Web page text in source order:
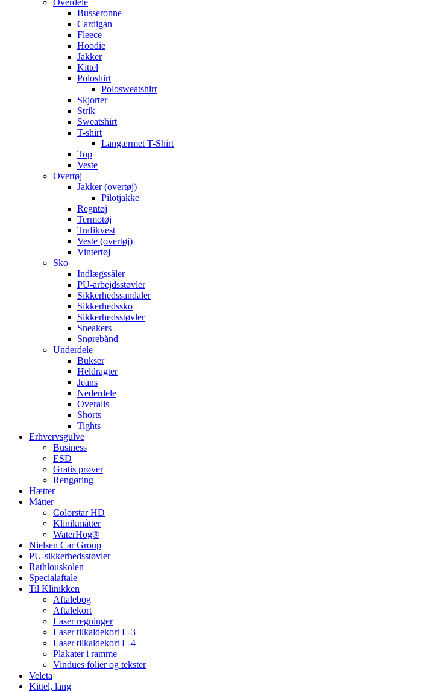
Overdele
Busseronne
Cardigan
Fleece
Hoodie
Jakker
Kittel
Poloshirt
Polosweatshirt
Skjorter
Strik
Sweatshirt
T-shirt
Langærmet T-Shirt
Top
Veste
Overtøj
Jakker (overtøj)
Pilotjakke
Regntøj
Termotøj
Trafikvest
Veste (overtøj)
Vintertøj
Sko
Indlægssåler
PU-arbejdsstøvler
Sikkerhedssandaler
Sikkerhedssko
Sikkerhedsstøvler
Sneakers
Snørebånd
Underdele
Bukser
Heldragter
Jeans
Nederdele
Overalls
Shorts
Tights
Erhvervsgulve
Business
ESD
Gratis prøver
Rengøring
Hætter
Måtter
Colorstar HD
Klinikmåtter
WaterHog®
Nielsen Car Group
PU-sikkerhedsstøvler
Rathlouskolen
Specialaftale
Til Klinikken
Aftalebog
Aftalekort
Laser regninger
Laser tilkaldekort L-3
Laser tilkaldekort L-4
Plakater i ramme
Vindues folier og tekster
Veleta
Kittel, lang